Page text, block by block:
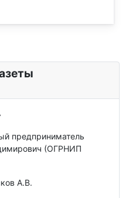
предприниматель
(ОГРНИП
А.В.